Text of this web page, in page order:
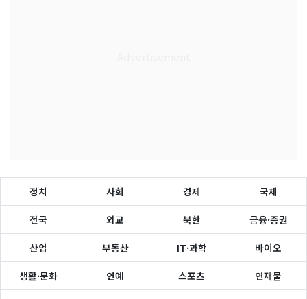
정치 사회 경제 국제
전국 외교 북한 금융·증권
산업 부동산 IT·과학 바이오
생활·문화 연예 스포츠 연재물